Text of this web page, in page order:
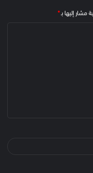
مشار إليها بـ*